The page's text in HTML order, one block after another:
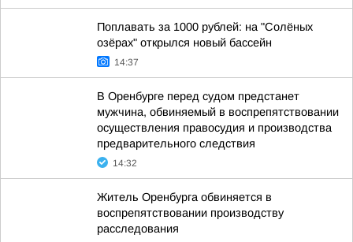
Поплавать за 1000 рублей: на "Солёных
озёрах" открылся новый бассейн
14:37
В Оренбурге перед судом предстанет
мужчина, обвиняемый в воспрепятствовании
осуществления правосудия и производства
предварительного следствия
14:32
Житель Оренбурга обвиняется в
воспрепятствовании производству
расследования